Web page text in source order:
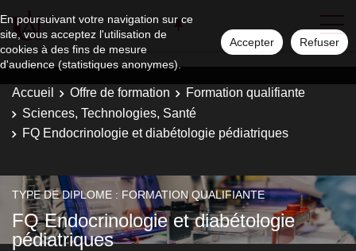
En poursuivant votre navigation sur ce
site, vous acceptez l'utilisation de
cookies à des fins de mesure
d'audience (statistiques anonymes).
Accepter Refuser
Accueil Offre de formation
Formation qualifiante
Sciences, Technologies, Santé
FQ Endocrinologie et diabétologie pédiatriques
TYPE DE DIPLOME : FORMATION QUALIFIANTE
FQ Endocrinologie et diabétologie
pédiatriques